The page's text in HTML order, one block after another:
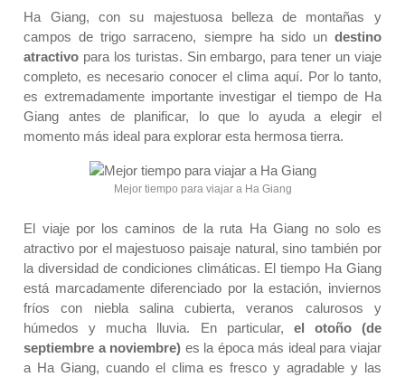
Ha Giang, con su majestuosa belleza de montañas y
campos de trigo sarraceno, siempre ha sido un destino
atractivo para los turistas. Sin embargo, para tener un viaje
completo, es necesario conocer el clima aquí. Por lo tanto,
es extremadamente importante investigar el tiempo de Ha
Giang antes de planificar, lo que lo ayuda a elegir el
momento más ideal para explorar esta hermosa tierra.
Mejor tiempo para viajar a Ha Giang
El viaje por los caminos de la ruta Ha Giang no solo es
atractivo por el majestuoso paisaje natural, sino también por
la diversidad de condiciones climáticas. El tiempo Ha Giang
está marcadamente diferenciado por la estación, inviernos
fríos con niebla salina cubierta, veranos calurosos y
húmedos y mucha lluvia. En particular, el otoño (de
septiembre a noviembre) es la época más ideal para viajar
a Ha Giang, cuando el clima es fresco y agradable y las